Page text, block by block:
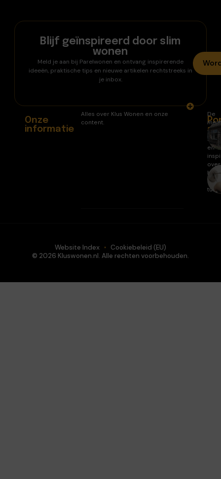
Blijf geïnspireerd door slim
wonen
Meld je aan bij Parelwonen en ontvang inspirerende
ideeën, praktische tips en nieuwe artikelen rechtstreeks in
je inbox.
Onze
informatie
Alles over Klus Wonen en onze
content.
De
en
over
huis
en
tuin.
© 2026 Kluswonen.nl. Alle rechten voorbehouden.
Website Index Cookiebeleid (EU)